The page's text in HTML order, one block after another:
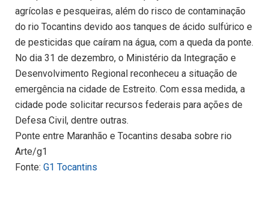
agrícolas e pesqueiras, além do risco de contaminação
do rio Tocantins devido aos tanques de ácido sulfúrico e
de pesticidas que caíram na água, com a queda da ponte.
No dia 31 de dezembro, o Ministério da Integração e
Desenvolvimento Regional reconheceu a situação de
emergência na cidade de Estreito. Com essa medida, a
cidade pode solicitar recursos federais para ações de
Defesa Civil, dentre outras.
Ponte entre Maranhão e Tocantins desaba sobre rio
Arte/g1
Fonte: G1 Tocantins